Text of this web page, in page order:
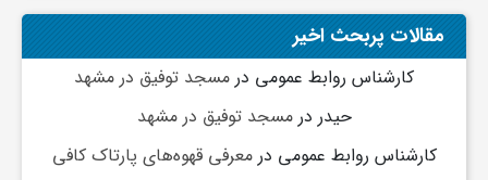
مقالات پربحث اخیر
کارشناس روابط عمومی در مسجد توفیق در مشهد
حیدر درمسجد توفیق در مشهد
کارشناس روابط عمومی درمعرفی قهوه‌های پارتاک کافی